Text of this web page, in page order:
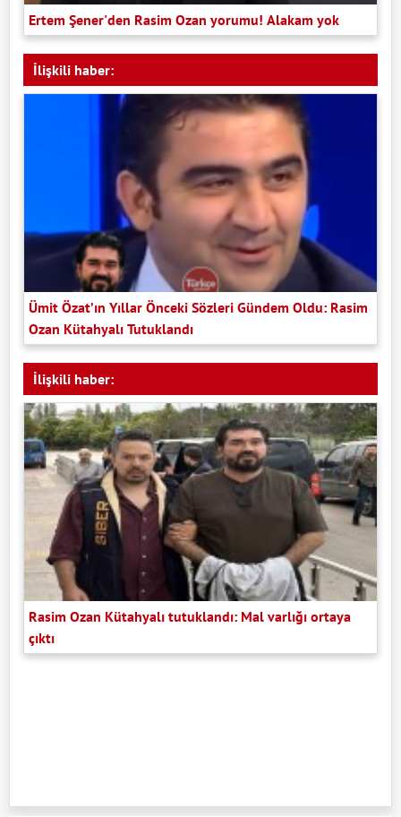
Ertem Şener'den Rasim Ozan yorumu! Alakam yok
İlişkili haber:
Ümit Özat’ın Yıllar Önceki Sözleri Gündem Oldu: Rasim
Ozan Kütahyalı Tutuklandı
İlişkili haber:
Rasim Ozan Kütahyalı tutuklandı: Mal varlığı ortaya
çıktı